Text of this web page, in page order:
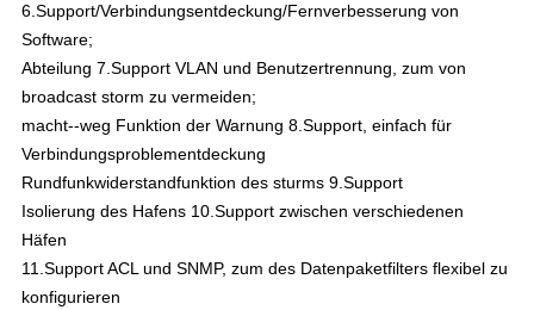
6.Support/Verbindungsentdeckung/Fernverbesserung von
Software;
Abteilung 7.Support VLAN und Benutzertrennung, zum von
broadcast storm zu vermeiden;
macht--weg Funktion der Warnung 8.Support, einfach für
Verbindungsproblementdeckung
Rundfunkwiderstandfunktion des sturms 9.Support
Isolierung des Hafens 10.Support zwischen verschiedenen
Häfen
11.Support ACL und SNMP, zum des Datenpaketfilters flexibel zu
konfigurieren